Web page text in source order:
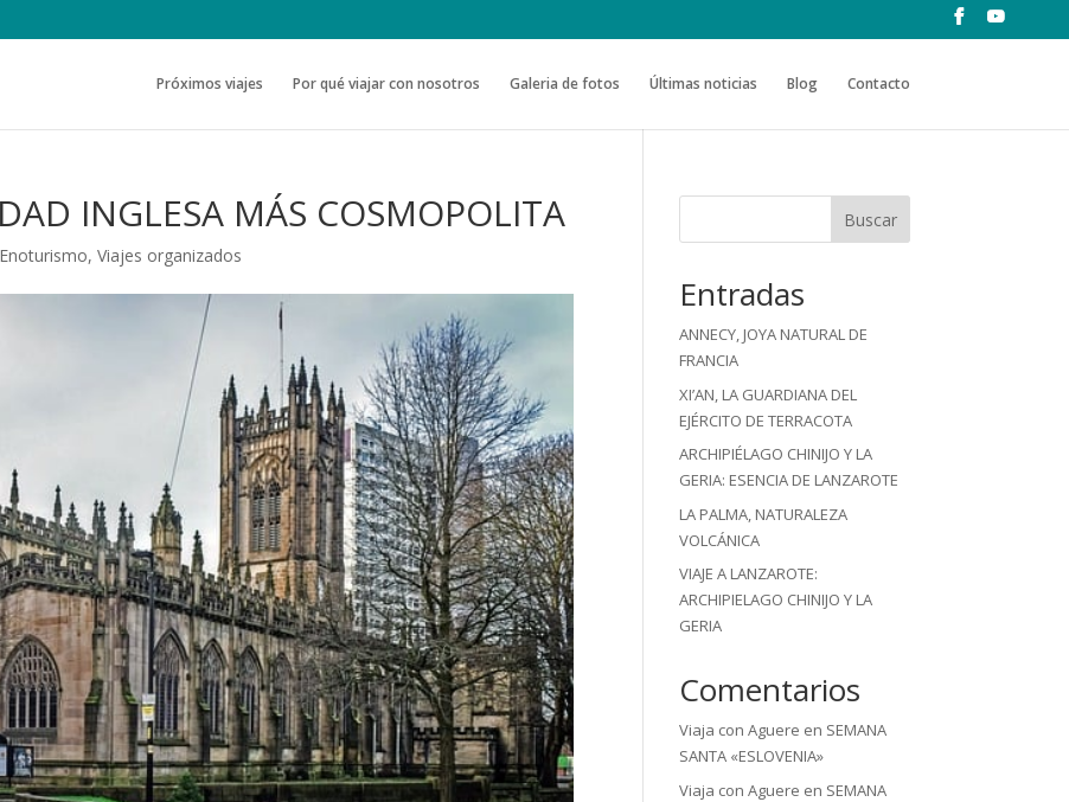
Próximos viajes Por qué viajar con nosotros Galeria de fotos Últimas noticias Blog Contacto
INGLESA MÁS COSMOPOLITA
Enoturismo,Viajes organizados
Buscar
Entradas
ANNECY, JOYA NATURAL DE
FRANCIA
XI’AN, LA GUARDIANA DEL
EJÉRCITO DE TERRACOTA
ARCHIPIÉLAGO CHINIJO Y LA
GERIA: ESENCIA DE LANZAROTE
LA PALMA, NATURALEZA
VOLCÁNICA
VIAJE A LANZAROTE:
ARCHIPIELAGO CHINIJO Y LA
GERIA
Comentarios
Viaja con Aguere en SEMANA
SANTA «ESLOVENIA»
Viaja con Aguere en SEMANA